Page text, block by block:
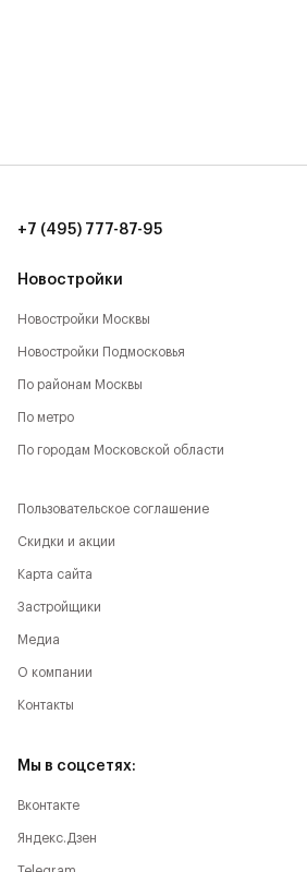
Новостройки
Новостройки Москвы
Новостройки Подмосковья
По районам Москвы
По метро
По городам Московской области
+7 (495) 777-87-95
Пользовательское соглашение
Скидки и акции
Карта сайта
Застройщики
Медиа
О компании
Контакты
Мы в соцсетях:
Вконтакте
Яндекс.Дзен